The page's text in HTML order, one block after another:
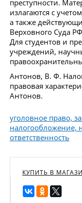
преступности.
излагаются с
а также
Верховного Суда
Для студентов и
учреждений,
Антонов, В. Ф.
правовая
Антонов.
уголовное право,
налогообложение,
ответственность
КУПИТЬ В